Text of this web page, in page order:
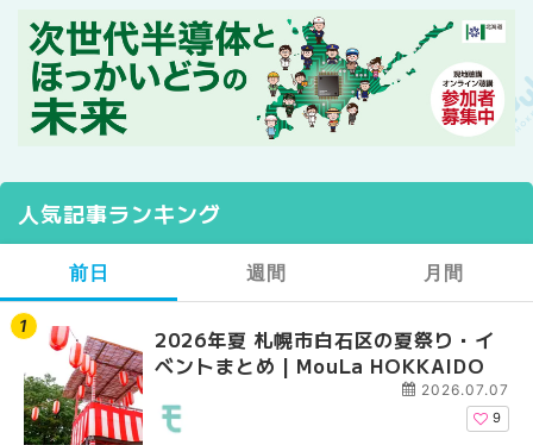
人気記事ランキング
前日
2026年夏 札幌市白石区の夏祭り・イ
ベントまとめ | MouLa HOKKAIDO
2026.07.07
9
週間
2026年夏 札幌市西区
ントまとめ | MouLa
月間
【2026年最新】札幌
ガーデン｜オープン日
大通公園から穴場テ